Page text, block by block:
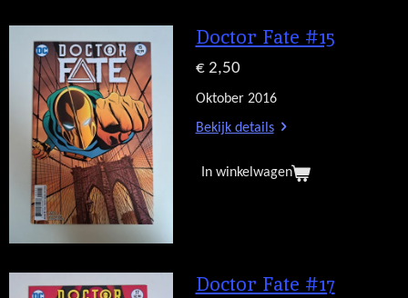
Doctor Fate #15
€ 2,50
Oktober 2016
Bekijk details
In winkelwagen
Doctor Fate #17